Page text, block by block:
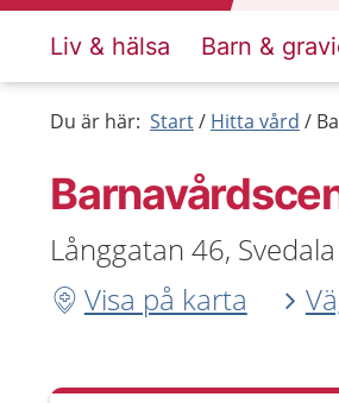
Liv & hälsa Barn &
Du är här: Start Hitta vård
Långgatan 46, Svedala
Visa på karta